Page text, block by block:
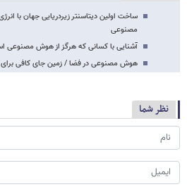
ساخت اولین دیتاسنتر زیردریایی جهان با
مصنوعی
آشنایی با کسانی که هرگز از هوش مصنوعی
هوش مصنوعی در فضا / زمین جای کافی
نظر شما